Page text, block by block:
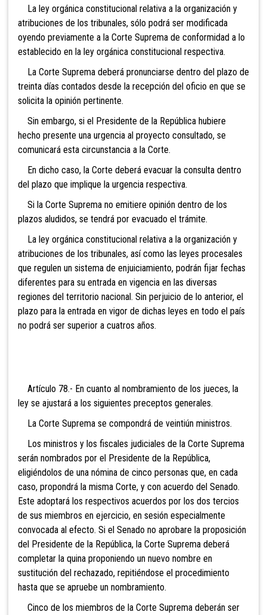
La ley orgánica constitucional relativa a la organización y
atribuciones de los tribunales, sólo podrá ser modificada
oyendo previamente a la Corte Suprema de conformidad a lo
establecido en la ley orgánica constitucional respectiva.
La Corte Suprema deberá pronunciarse dentro del plazo de
treinta días contados desde la recepción del oficio en que se
solicita la opinión pertinente.
Sin embargo, si el Presidente de la República hubiere
hecho presente una urgencia al proyecto consultado, se
comunicará esta circunstancia a la Corte.
En dicho caso, la Corte deberá evacuar la consulta dentro
del plazo que implique la urgencia respectiva.
Si la Corte Suprema no emitiere opinión dentro de los
plazos aludidos, se tendrá por evacuado el trámite.
La ley orgánica constitucional relativa a la organización y
atribuciones de los tribunales, así como las leyes procesales
que regulen un sistema de enjuiciamiento, podrán fijar fechas
diferentes para su entrada en vigencia en las diversas
regiones del territorio nacional. Sin perjuicio de lo anterior, el
plazo para la entrada en vigor de dichas leyes en todo el país
no podrá ser superior a cuatros años.
Artículo 78.- En cuanto al nombramiento de los jueces, la
ley se ajustará a los siguientes preceptos generales.
La Corte Suprema se compondrá de veintiún ministros.
Los ministros y los fiscales judiciales de la Corte Suprema
serán nombrados por el Presidente de la República,
eligiéndolos de una nómina de cinco personas que, en cada
caso, propondrá la misma Corte, y con acuerdo del Senado.
Este adoptará los respectivos acuerdos por los dos tercios
de sus miembros en ejercicio, en sesión especialmente
convocada al efecto. Si el Senado no aprobare la proposición
del Presidente de la República, la Corte Suprema deberá
completar la quina proponiendo un nuevo nombre en
sustitución del rechazado, repitiéndose el procedimiento
hasta que se apruebe un nombramiento.
Cinco de los miembros de la Corte Suprema deberán ser